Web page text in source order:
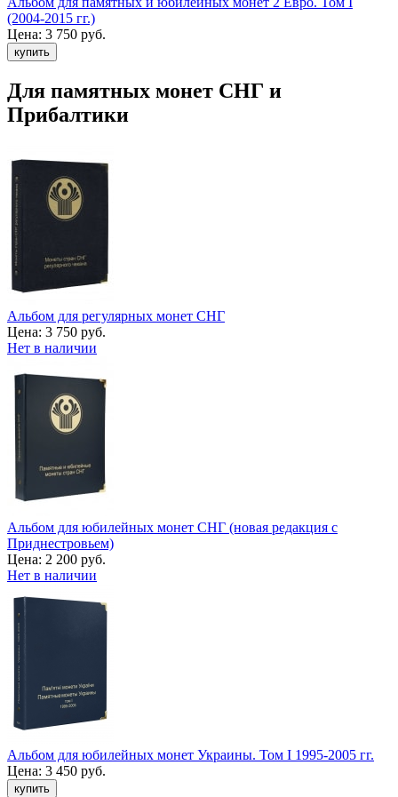
(2004-2015 гг.)
Цена: 3 750 руб.
Для памятных монет СНГ и
Прибалтики
Альбом для регулярных монет СНГ
Цена: 3 750 руб.
Нет в наличии
Альбом для юбилейных монет СНГ (новая редакция с
Приднестровьем)
Цена: 2 200 руб.
Нет в наличии
Альбом для юбилейных монет Украины. Том I 1995-2005 гг.
Цена: 3 450 руб.